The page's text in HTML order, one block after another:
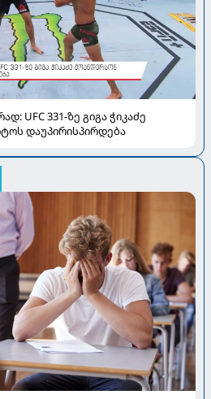
UFC 331-ზე გიგა ჭიკაძე
დაუპირისპირდება